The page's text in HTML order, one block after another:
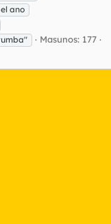
ano
Masunos: 177